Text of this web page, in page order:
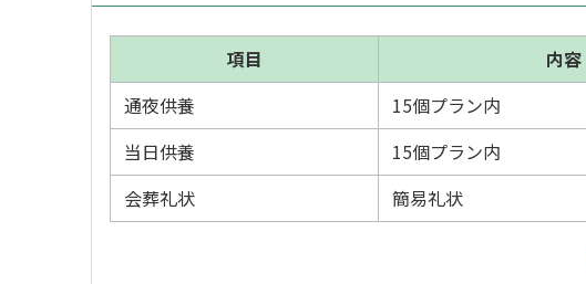
項目 内容
通夜供養
15個プラン内
当日供養
15個プラン内
会葬礼状
簡易礼状